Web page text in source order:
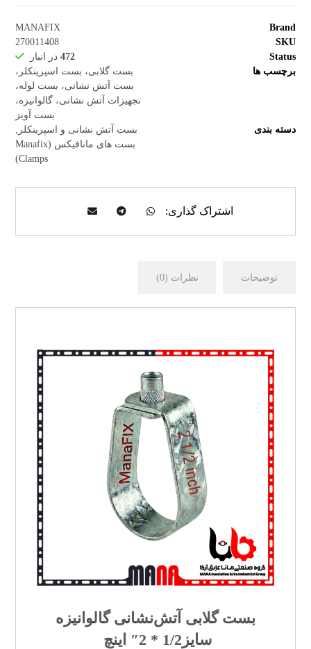
Brand
MANAFIX
SKU
270011408
Status
472در انبار
برچسب ها
بست گلابی، بست اسپرینکلر،
بست آتش نشانی، بست لوله،
تجهیزات آتش نشانی، گالوانیزه،
بست آویز
دسته بندی
بست آتش نشانی و اسپرینکلر
بست های مانافیکس (Manafix
Clamps)
توضیحات نظرات (0)
بست گلابی آتش‌نشانی گالوانیزه
سایز1/2 * 2″ اینچ